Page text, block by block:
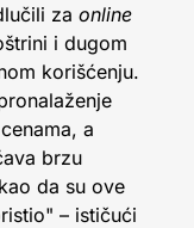
za online
i dugom
korišćenju.
a
brzu
da su ove
– ističući